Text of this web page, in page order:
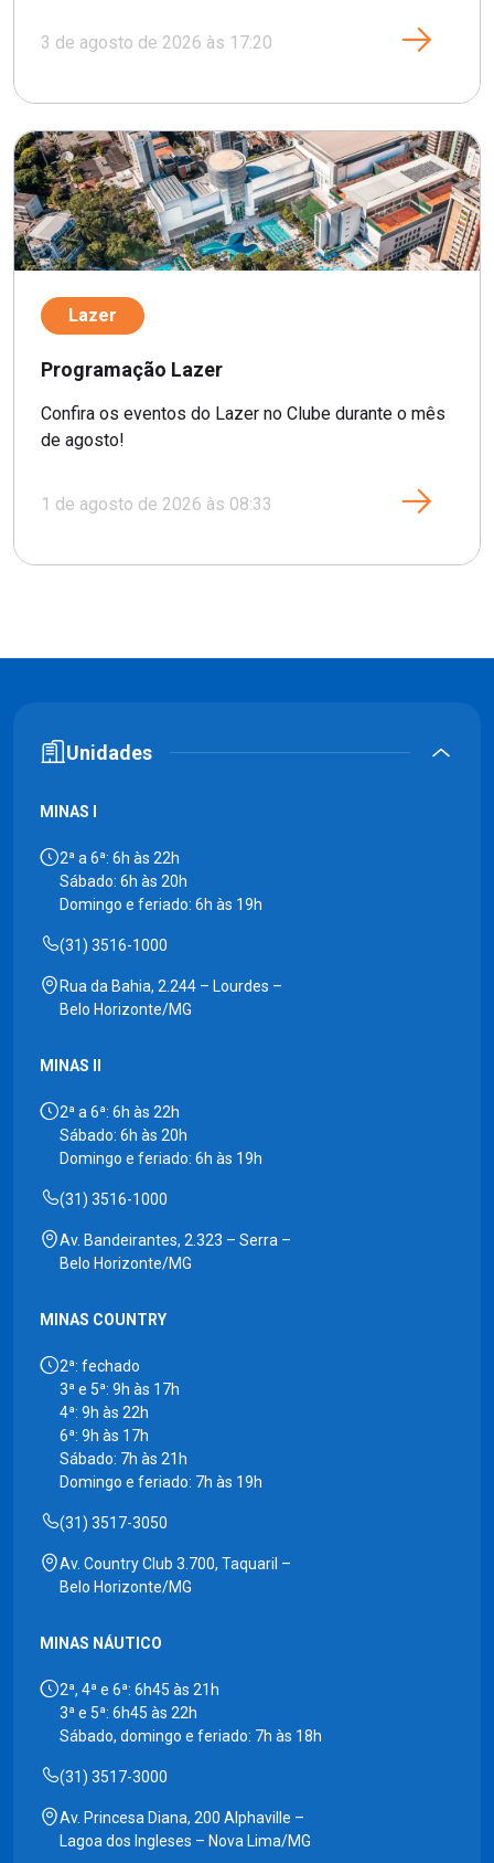
3 de agosto de 2026 às 17:20
Lazer
Programação Lazer
Confira os eventos do Lazer no Clube durante o mês
de agosto!
1 de agosto de 2026 às 08:33
Unidades
MINAS I
2ª a 6ª: 6h às 22h
Sábado: 6h às 20h
Domingo e feriado: 6h às 19h
(31) 3516-1000
Rua da Bahia, 2.244 – Lourdes –
Belo Horizonte/MG
MINAS II
2ª a 6ª: 6h às 22h
Sábado: 6h às 20h
Domingo e feriado: 6h às 19h
(31) 3516-1000
Av. Bandeirantes, 2.323 – Serra –
Belo Horizonte/MG
MINAS COUNTRY
2ª: fechado
3ª e 5ª: 9h às 17h
4ª: 9h às 22h
6ª: 9h às 17h
Sábado: 7h às 21h
Domingo e feriado: 7h às 19h
(31) 3517-3050
Av. Country Club 3.700, Taquaril –
Belo Horizonte/MG
MINAS NÁUTICO
2ª, 4ª e 6ª: 6h45 às 21h
3ª e 5ª: 6h45 às 22h
Sábado, domingo e feriado: 7h às 18h
(31) 3517-3000
Av. Princesa Diana, 200 Alphaville –
Lagoa dos Ingleses – Nova Lima/MG